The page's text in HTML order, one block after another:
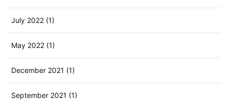
July 2022 (1)
May 2022 (1)
December 2021 (1)
September 2021 (1)